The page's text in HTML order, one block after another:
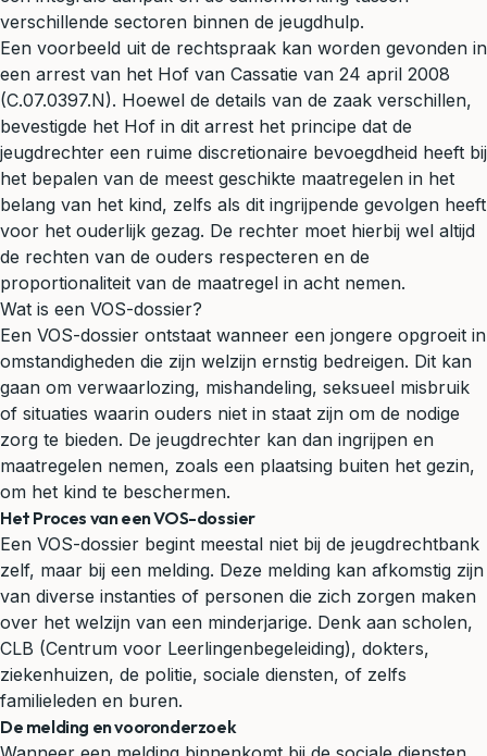
verschillende sectoren binnen de jeugdhulp.
Een voorbeeld uit de rechtspraak kan worden gevonden in
een arrest van het Hof van Cassatie van 24 april 2008
(C.07.0397.N). Hoewel de details van de zaak verschillen,
bevestigde het Hof in dit arrest het principe dat de
jeugdrechter een ruime discretionaire bevoegdheid heeft bij
het bepalen van de meest geschikte maatregelen in het
belang van het kind, zelfs als dit ingrijpende gevolgen heeft
voor het ouderlijk gezag. De rechter moet hierbij wel altijd
de rechten van de ouders respecteren en de
proportionaliteit van de maatregel in acht nemen.
Wat is een VOS-dossier?
Een VOS-dossier ontstaat wanneer een jongere opgroeit in
omstandigheden die zijn welzijn ernstig bedreigen. Dit kan
gaan om verwaarlozing, mishandeling, seksueel misbruik
of situaties waarin ouders niet in staat zijn om de nodige
zorg te bieden. De jeugdrechter kan dan ingrijpen en
maatregelen nemen, zoals een plaatsing buiten het gezin,
om het kind te beschermen.
Het Proces van een VOS-dossier
Een VOS-dossier begint meestal niet bij de jeugdrechtbank
zelf, maar bij een melding. Deze melding kan afkomstig zijn
van diverse instanties of personen die zich zorgen maken
over het welzijn van een minderjarige. Denk aan scholen,
CLB (Centrum voor Leerlingenbegeleiding), dokters,
ziekenhuizen, de politie, sociale diensten, of zelfs
familieleden en buren.
De melding en vooronderzoek